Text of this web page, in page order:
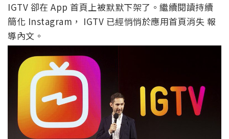
IGTV 卻在 App 首頁上被默默下架了。繼續閱讀持續
簡化 Instagram， IGTV 已經悄悄於應用首頁消失 報
導內文。